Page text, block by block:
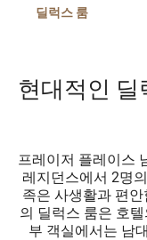
딜럭스 룸
현대적인 딜
프레이저 플레이스
레지던스에서 2명
족은 사생활과 편
의 딜럭스 룸은 호
부 객실에서는 남